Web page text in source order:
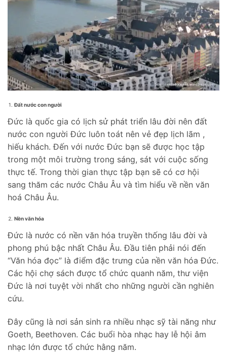
Đất nước con người
Đức là quốc gia có lịch sử phát triển lâu đời nên đất
nước con người Đức luôn toát nên vẻ đẹp lịch lãm ,
hiếu khách. Đến với nước Đức bạn sẽ được học tập
trong một môi trường trong sáng, sát với cuộc sống
thực tế. Trong thời gian thực tập bạn sẽ có cơ hội
sang thăm các nước Châu Âu và tìm hiểu về nền văn
hoá Châu Âu.
Nền văn hóa
Đức là nước có nền văn hóa truyền thống lâu đời và
phong phú bậc nhất Châu Âu. Đầu tiên phải nói đến
“Văn hóa đọc” là điểm đặc trưng của nền văn hóa Đức.
Các hội chợ sách được tổ chức quanh năm, thư viện
Đức là nơi tuyệt vời nhất cho những người cần nghiên
cứu.
Đây cũng là nơi sản sinh ra nhiều nhạc sỹ tài năng như
Goeth, Beethoven. Các buổi hòa nhạc hay lễ hội âm
nhạc lớn được tổ chức hằng năm.